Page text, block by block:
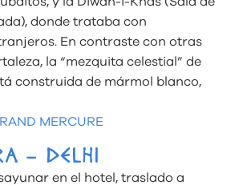
donde trataba con
En contraste con otras
la “mezquita celestial” de
construida de mármol blanco,
MERCURE
– DELHI
en el hotel, traslado a